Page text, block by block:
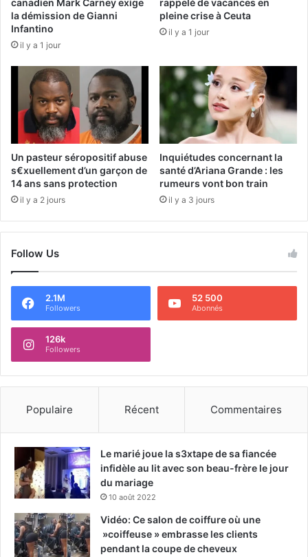
canadien Mark Carney exige
la démission de Gianni
Infantino
il y a 1 jour
rappelé de vacances en
pleine crise à Ceuta
il y a 1 jour
Un pasteur séropositif abuse
s€xuellement d’un garçon de
14 ans sans protection
il y a 2 jours
Inquiétudes concernant la
santé d’Ariana Grande : les
rumeurs vont bon train
il y a 3 jours
Follow Us
2.1M
Followers
52 500
Abonnés
126k
Followers
Populaire Récent Commentaires
Le marié joue la s3xtape de sa fiancée
infidèle au lit avec son beau-frère le jour
du mariage
10 août 2022
Vidéo: Ce salon de coiffure où une
»coiffeuse » embrasse les clients
pendant la coupe de cheveux